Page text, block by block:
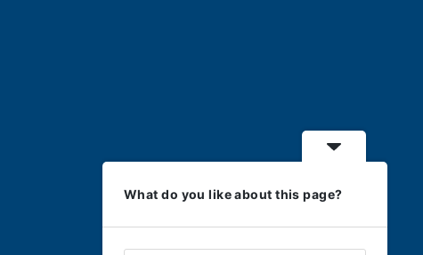
What do you like about this page?